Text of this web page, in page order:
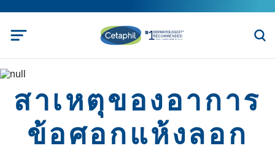
สาเหตุของอาการ
ข้อศอกแห้งลอก